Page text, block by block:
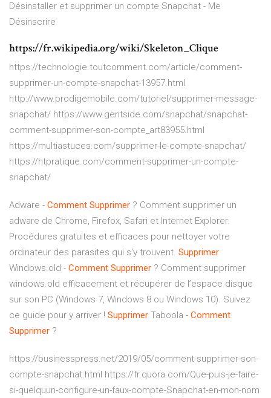
Désinstaller et supprimer un compte Snapchat - Me
Désinscrire
https://fr.wikipedia.org/wiki/Skeleton_Clique
https://technologie.toutcomment.com/article/comment-
supprimer-un-compte-snapchat-13957.html
http://www.prodigemobile.com/tutoriel/supprimer-message-
snapchat/ https://www.gentside.com/snapchat/snapchat-
comment-supprimer-son-compte_art83955.html
https://multiastuces.com/supprimer-le-compte-snapchat/
https://htpratique.com/comment-supprimer-un-compte-
snapchat/
Adware - Comment Supprimer ? Comment supprimer un
adware de Chrome, Firefox, Safari et Internet Explorer.
Procédures gratuites et efficaces pour nettoyer votre
ordinateur des parasites qui s'y trouvent. Supprimer
Windows.old - Comment Supprimer ? Comment supprimer
windows.old efficacement et récupérer de l’espace disque
sur son PC (Windows 7, Windows 8 ou Windows 10). Suivez
ce guide pour y arriver ! Supprimer Taboola - Comment
Supprimer ?
https://businesspress.net/2019/05/comment-supprimer-son-
compte-snapchat.html https://fr.quora.com/Que-puis-je-faire-
si-quelquun-configure-un-faux-compte-Snapchat-en-mon-nom